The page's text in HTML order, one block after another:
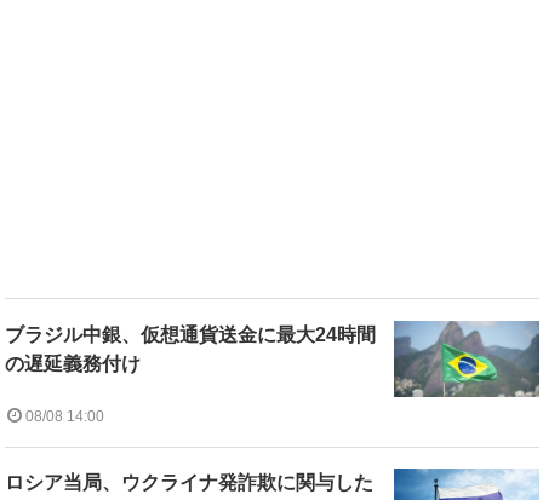
ブラジル中銀、仮想通貨送金に最大24時間
の遅延義務付け
08/08 14:00
ロシア当局、ウクライナ発詐欺に関与した